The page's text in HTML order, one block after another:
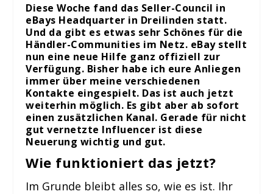
Diese Woche fand das Seller-Council in
eBays Headquarter in Dreilinden statt.
Und da gibt es etwas sehr Schönes für die
Händler-Communities im Netz. eBay stellt
nun eine neue Hilfe ganz offiziell zur
Verfügung. Bisher habe ich eure Anliegen
immer über meine verschiedenen
Kontakte eingespielt. Das ist auch jetzt
weiterhin möglich. Es gibt aber ab sofort
einen zusätzlichen Kanal. Gerade für nicht
gut vernetzte Influencer ist diese
Neuerung wichtig und gut.
Wie funktioniert das jetzt?
Im Grunde bleibt alles so, wie es ist. Ihr